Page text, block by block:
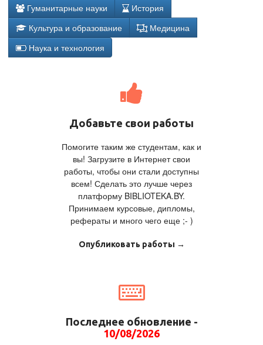
Гуманитарные науки
История
Культура и образование
Медицина
Наука и технология
Добавьте свои работы
Помогите таким же студентам, как и
вы! Загрузите в Интернет свои
работы, чтобы они стали доступны
всем! Сделать это лучше через
платформу BIBLIOTEKA.BY.
Принимаем курсовые, дипломы,
рефераты и много чего еще ;- )
Опубликовать работы →
Последнее обновление -
10/08/2026